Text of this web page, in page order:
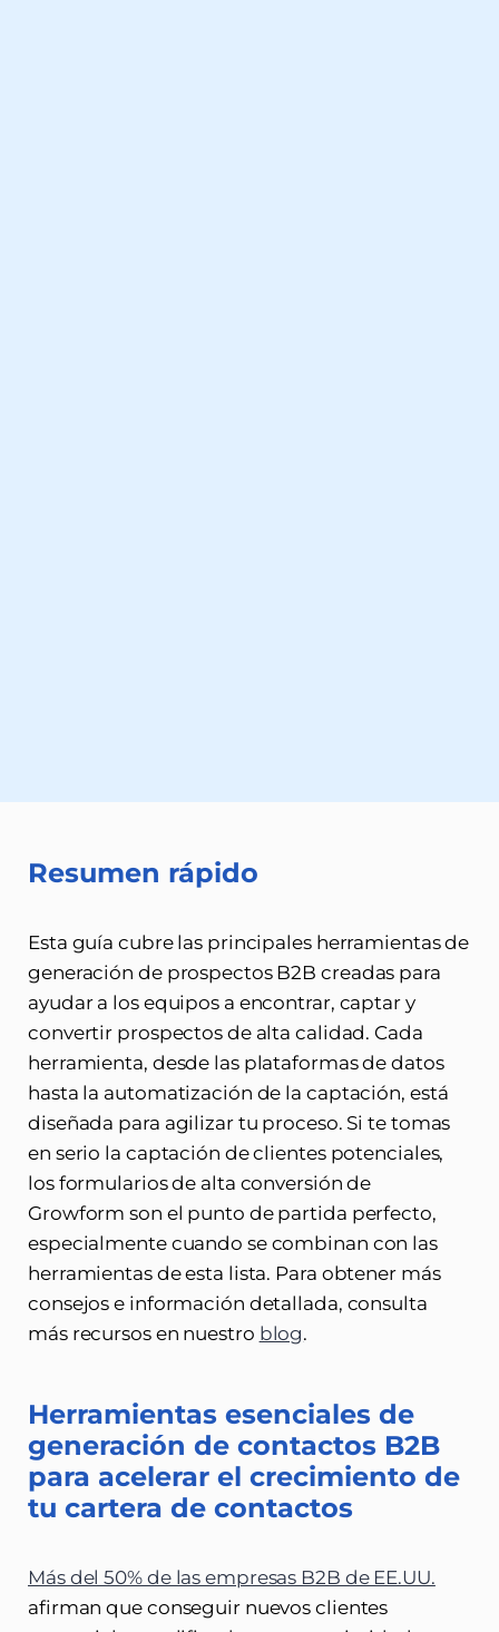
Resumen rápido
Esta guía cubre las principales herramientas de
generación de prospectos B2B creadas para
ayudar a los equipos a encontrar, captar y
convertir prospectos de alta calidad. Cada
herramienta, desde las plataformas de datos
hasta la automatización de la captación, está
diseñada para agilizar tu proceso. Si te tomas
en serio la captación de clientes potenciales,
los formularios de alta conversión de
Growform son el punto de partida perfecto,
especialmente cuando se combinan con las
herramientas de esta lista. Para obtener más
consejos e información detallada, consulta
más recursos en nuestro blog.
Herramientas esenciales de
generación de contactos B2B
para acelerar el crecimiento de
tu cartera de contactos
Más del 50% de las empresas B2B de EE.UU.
afirman que conseguir nuevos clientes